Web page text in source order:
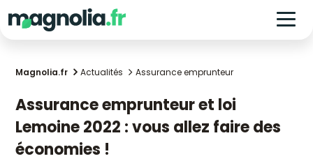
Magnolia.fr Actualités Assurance emprunteur
Assurance emprunteur et loi
Lemoine 2022 : vous allez faire des
économies !